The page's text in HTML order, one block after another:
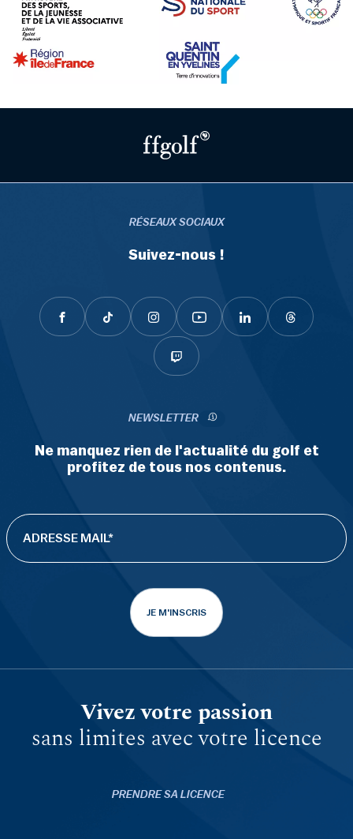
RÉSEAUX SOCIAUX
Suivez-nous !
NEWSLETTER
Ne manquez rien de l'actualité du golf et
profitez de tous nos contenus.
JE M'INSCRIS
Vivez votre passion
sans limites avec votre licence
PRENDRE SA LICENCE